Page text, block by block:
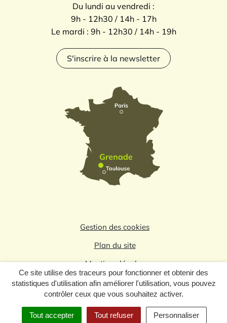
Ce site utilise des traceurs pour fonctionner et obtenir des
statistiques d'utilisation afin améliorer l'utilisation, vous pouvez
contrôler ceux que vous souhaitez activer.
Tout accepter Tout refuser Personnaliser
Logo du label
Du lundi au vendredi :
9h - 12h30 / 14h - 17h
Le mardi : 9h - 12h30 / 14h - 19h
S'inscrire à la newsletter
Gestion des cookies
Plan du site
Mentions légales
Politique de confidentialité